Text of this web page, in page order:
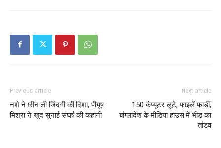
Previous article
नशे ने छीन ली जिंदगी की दिशा, पीयूष
मिश्रा ने खुद सुनाई संघर्ष की कहानी
Next article
150 कंप्यूटर लूटे, फाइलें फाड़ीं,
बांग्लादेश के मीडिया हाउस में भीड़ का
तांडव